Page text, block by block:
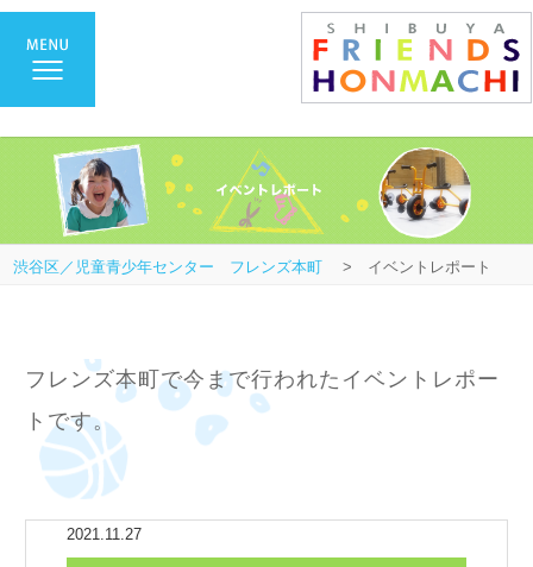
渋谷区／児童青少年センター フレンズ本町 > イベントレポート
フレンズ本町で今まで行われたイベントレポー
トです。
2021.11.27